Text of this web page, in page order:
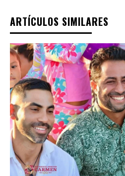
ARTÍCULOS SIMILARES